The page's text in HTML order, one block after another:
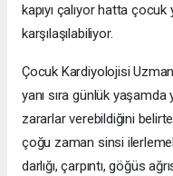
kapıyı çalıyor hatta
karşılaşılabiliyor.
Çocuk Kardiyolojisi
yanı sıra günlük yaşamda
zararlar verebildiğini
çoğu zaman sinsi
darlığı, çarpıntı, göğüs